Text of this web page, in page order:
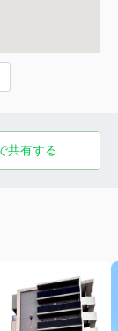
共有する